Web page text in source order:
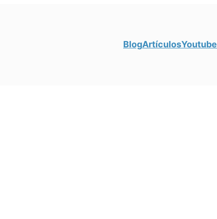
BlogArtículosYoutube